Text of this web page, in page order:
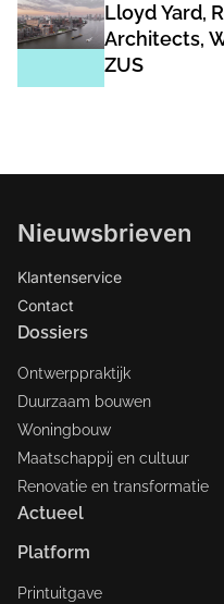
Lloyd Yard,
Architects,
ZUS
Nieuwsbrieven
Klantenservice
Contact
Dossiers
Ontwerppraktijk
Duurzaam bouwen
Woningbouw
Maatschappij en cultuur
Renovatie en transformatie
Actueel
Platform
Printuitgave